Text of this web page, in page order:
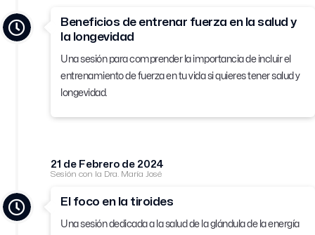
Beneficios de entrenar fuerza en la salud y
la longevidad
Una sesión para comprender la importancia de incluir el
entrenamiento de fuerza en tu vida si quieres tener salud y
longevidad.
21 de Febrero de 2024
Sesión con la Dra. María José
El foco en la tiroides
Una sesión dedicada a la salud de la glándula de la energía